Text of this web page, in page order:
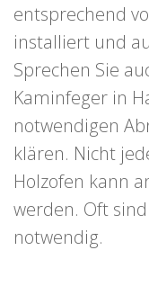
entsprechend
installiert und
Sprechen Sie
Kaminfeger in
notwendigen
klären. Nicht
Holzofen kann
werden. Oft
notwendig.